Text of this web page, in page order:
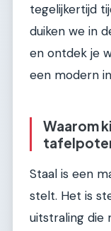
tegelijkertijd
duiken we in
en ontdek je
een modern
Waarom
Staal is een
stelt. Het is
uitstraling die